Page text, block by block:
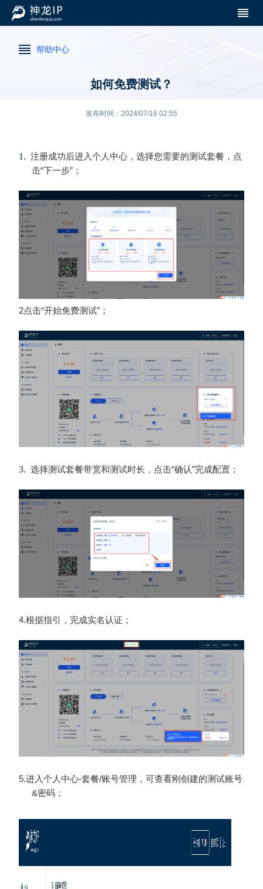
帮助中心
如何免费测试？
发布时间：2024/07/16 02:55
1. 注册成功后进入个人中心，选择您需要的测试套餐，点
击“下一步” ；
2点击“开始免费测试” ；
3. 选择测试套餐带宽和测试时长 ， 点击“确认”完成配置；
4.根据指引， 完成实名认证 ；
5.进入个人中心-套餐/账号管理， 可查看刚创建的测试账号
&密码 ；